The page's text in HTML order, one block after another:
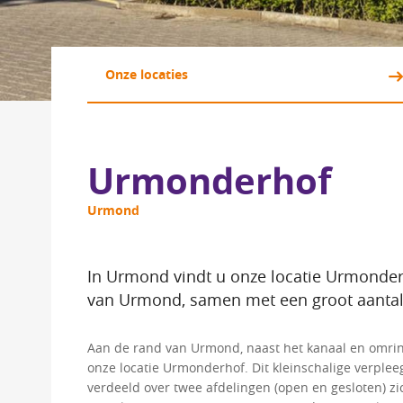
Onze locaties
Urmonderhof
Urmond
In Urmond vindt u onze locatie
van Urmond, samen met een groot
Aan de rand van Urmond, naast het kanaal en
onze locatie Urmonderhof. Dit kleinschalige
verdeeld over twee afdelingen (open en gesloten)